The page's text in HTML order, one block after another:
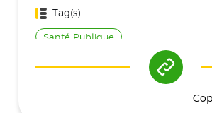
Tag(s) :
Santé Publique